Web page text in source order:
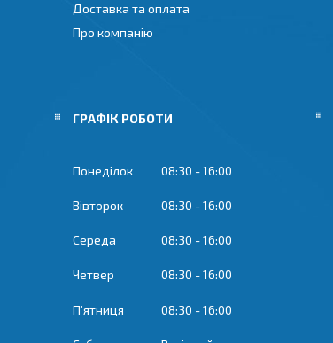
Доставка та оплата
Про компанію
ГРАФІК РОБОТИ
Понеділок 08:30 16:00
Вівторок 08:30 16:00
Середа 08:30 16:00
Четвер 08:30 16:00
Пʼятниця 08:30 16:00